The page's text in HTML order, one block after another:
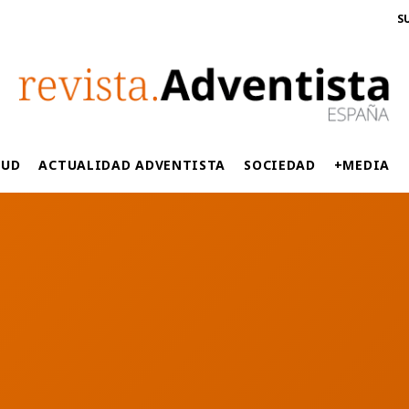
ACTUALIDAD ADVENTISTA SOCIEDAD +MEDIA